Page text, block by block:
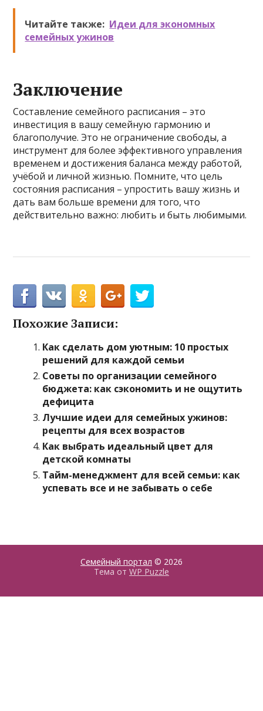
Читайте также: Идеи для экономных
семейных ужинов
Заключение
Составление семейного расписания – это
инвестиция в вашу семейную гармонию и
благополучие. Это не ограничение свободы, а
инструмент для более эффективного управления
временем и достижения баланса между работой,
учёбой и личной жизнью. Помните, что цель
состояния расписания – упростить вашу жизнь и
дать вам больше времени для того, что
действительно важно: любить и быть любимыми.
Похожие Записи:
Как сделать дом уютным: 10 простых
решений для каждой семьи
Советы по организации семейного
бюджета: как сэкономить и не ощутить
дефицита
Лучшие идеи для семейных ужинов:
рецепты для всех возрастов
Как выбрать идеальный цвет для
детской комнаты
Тайм-менеджмент для всей семьи: как
успевать все и не забывать о себе
Семейный портал © 2026
Тема от WP Puzzle